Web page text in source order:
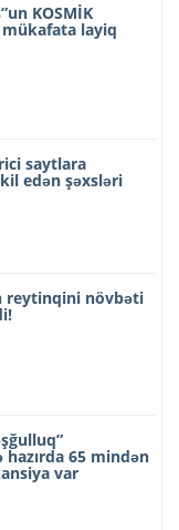
KOSMİK
mükafata layiq
saytlara
edən şəxsləri
reytinqini növbəti
65 mindən
var